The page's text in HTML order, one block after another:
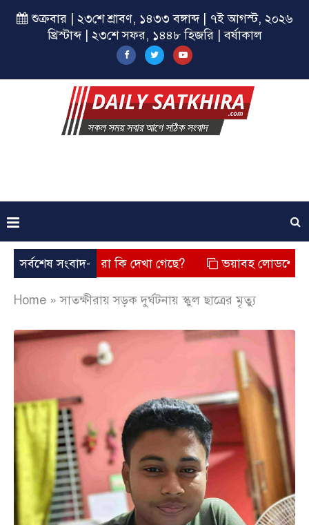
শুক্রবার | ২৩শে শ্রাবণ, ১৪৩৩ বঙ্গাব্দ | ৭ই আগস্ট, ২০২৬
খ্রিস্টাব্দ | ২৩শে সফর, ১৪৪৮ হিজরি | বর্ষাকাল
সর্বশেষ সংবাদ-
তার চেহারা কি দেখা গেছে? ভয়াবহ লোডশেডিং, বিদ্যুত
Home »সাতক্ষীরায় সড়ক দুর্ঘটনায় স্কুল ছাত্রের মৃত্যু